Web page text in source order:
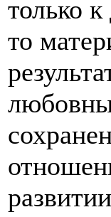
только
то